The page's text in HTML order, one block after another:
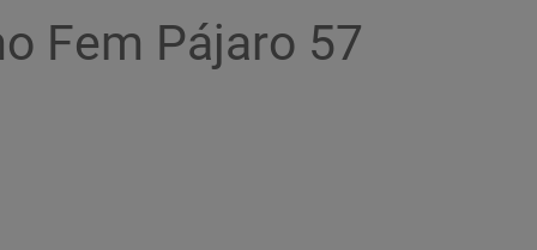
Fem Pájaro 57